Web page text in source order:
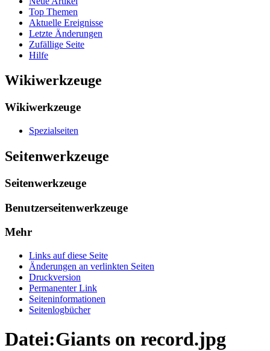
Top Themen
Aktuelle Ereignisse
Letzte Änderungen
Zufällige Seite
Hilfe
Wikiwerkzeuge
Wikiwerkzeuge
Spezialseiten
Seitenwerkzeuge
Seitenwerkzeuge
Benutzerseitenwerkzeuge
Mehr
Links auf diese Seite
Änderungen an verlinkten Seiten
Druckversion
Permanenter Link
Seiten­informationen
Seitenlogbücher
Datei:Giants on record.jpg